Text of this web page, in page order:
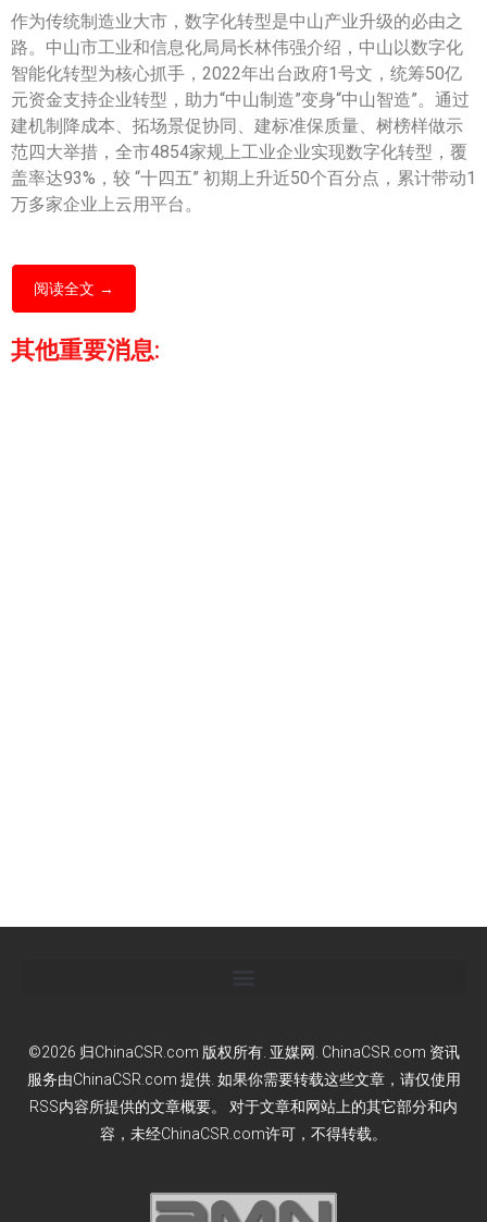
作为传统制造业大市，数字化转型是中山产业升级的必由之
路。中山市工业和信息化局局长林伟强介绍，中山以数字化
智能化转型为核心抓手，2022年出台政府1号文，统筹50亿
元资金支持企业转型，助力“中山制造”变身“中山智造”。通过
建机制降成本、拓场景促协同、建标准保质量、树榜样做示
范四大举措，全市4854家规上工业企业实现数字化转型，覆
盖率达93%，较 “十四五” 初期上升近50个百分点，累计带动1
万多家企业上云用平台。
阅读全文 →
其他重要消息:
©2026 归ChinaCSR.com 版权所有. 亚媒网. ChinaCSR.com 资讯
服务由ChinaCSR.com 提供. 如果你需要转载这些文章，请仅使用
RSS内容所提供的文章概要。 对于文章和网站上的其它部分和内
容，未经ChinaCSR.com许可，不得转载。